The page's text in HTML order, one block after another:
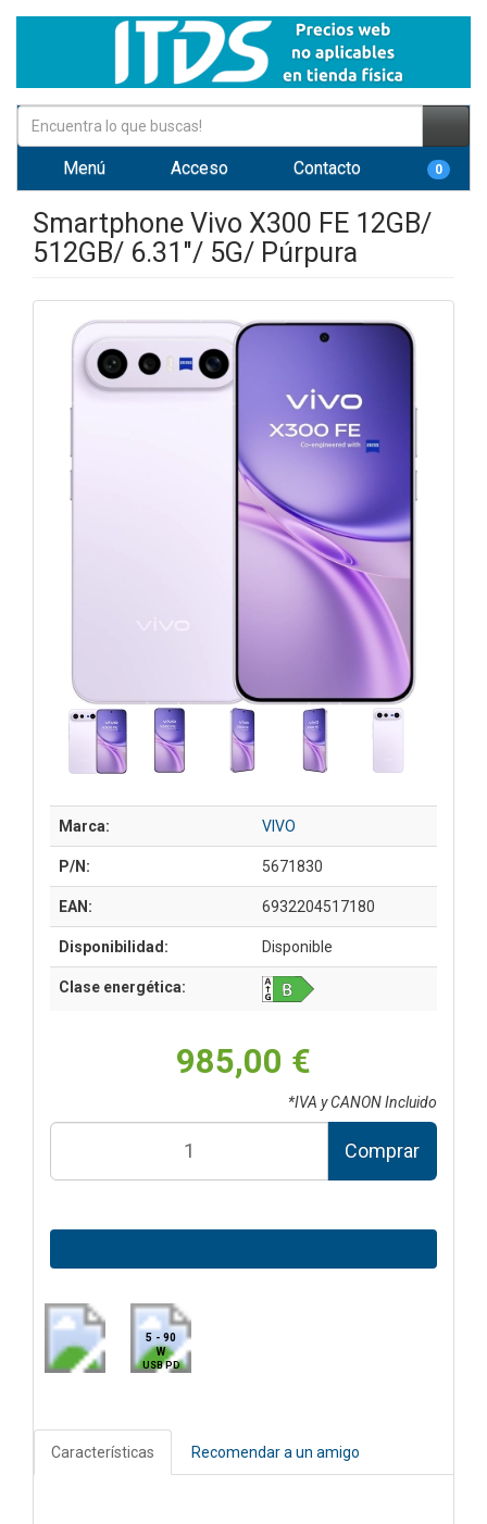
Menú Acceso Contacto 0
Smartphone Vivo X300 FE 12GB/
512GB/ 6.31"/ 5G/ Púrpura
Marca: VIVO
P/N: 5671830
EAN: 6932204517180
Disponibilidad: Disponible
Clase energética:
985,00 €
*IVA y CANON Incluido
Comprar
5 - 90
W
USB PD
Características Recomendar a un amigo